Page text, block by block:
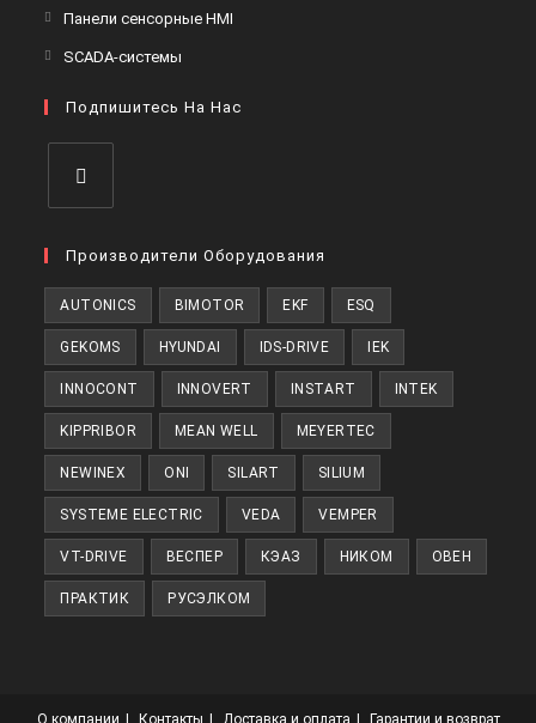
вкладке
Панели сенсорные HMI
вкладке
SCADA-системы
новой
Подпишитесь На Нас
в
вкладке
Производители Оборудования
AUTONICS BIMOTOR EKF ESQ
GEKOMS HYUNDAI IDS-DRIVE IEK
INNOCONT INNOVERT INSTART INTEK
KIPPRIBOR MEAN WELL MEYERTEC
NEWINEX ONI SILART SILIUM
SYSTEME ELECTRIC VEDA VEMPER
VT-DRIVE ВЕСПЕР КЭАЗ НИКОМ ОВЕН
ПРАКТИК РУСЭЛКОМ
О компании Контакты Доставка и оплата Гарантии и возврат